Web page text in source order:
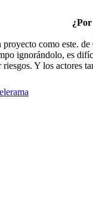
como este.
ignorándolo, es
Y los actores